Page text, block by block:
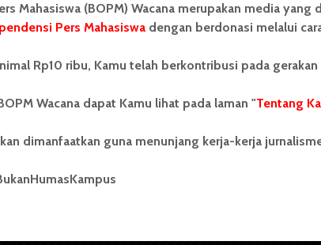
Wacana merupakan pers mahasiswa
secara mandiri oleh mahasiswa
Universitas Sumatera Utara (USU).
salah satu Unit Kegiatan Mahasiswa
dengan nama Pers Mahasiswa SUARA
USU yang berdiri pada 1 Juli 1995.
Info Iklan
Pedoman
Mahasiswa (BOPM) Wacana merupakan media yang
Pers Mahasiswadengan berdonasi melalui
Rp10 ribu, Kamu telah berkontribusi pada gerakan
Wacana dapat Kamu lihat pada laman "Tentang
dimanfaatkan guna menunjang kerja-kerja